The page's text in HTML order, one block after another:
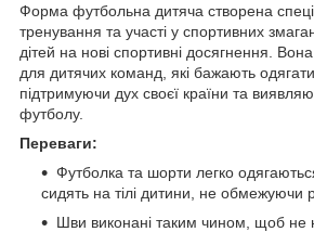
Форма футбольна дитяча створена
тренування та участі у спортивних
дітей на нові спортивні досягнення.
для дитячих команд, які бажають
підтримуючи дух своєї країни та
футболу.
Переваги:
Футболка та шорти легко
сидять на тілі дитини, не обмежуючи
Шви виконані таким чином, щоб не